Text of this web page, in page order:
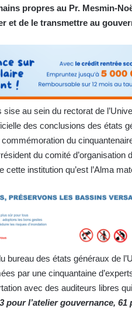
propres au Pr. Mesmin-
et de le transmettre au
sise au sein du rectorat de
des conclusions des états
du
du comité d’organisation
cette institution qu’est l’Alma
bureau des états généraux de
par une cinquantaine
avec des auditeurs libres
pour l’atelier gouvernance,